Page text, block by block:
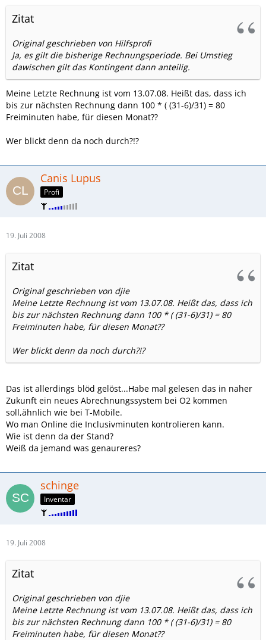
Zitat
Original geschrieben von Hilfsprofi
Ja, es gilt die bisherige Rechnungsperiode. Bei Umstieg
dawischen gilt das Kontingent dann anteilig.
Meine Letzte Rechnung ist vom 13.07.08. Heißt das, dass ich
bis zur nächsten Rechnung dann 100 * ( (31-6)/31) = 80
Freiminuten habe, für diesen Monat??
Wer blickt denn da noch durch?!?
Canis Lupus
Profi
19. Juli 2008
Zitat
Original geschrieben von djie
Meine Letzte Rechnung ist vom 13.07.08. Heißt das, dass ich
bis zur nächsten Rechnung dann 100 * ( (31-6)/31) = 80
Freiminuten habe, für diesen Monat??
Wer blickt denn da noch durch?!?
Das ist allerdings blöd gelöst...Habe mal gelesen das in naher
Zukunft ein neues Abrechnungssystem bei O2 kommen
soll,ähnlich wie bei T-Mobile.
Wo man Online die Inclusivminuten kontrolieren kann.
Wie ist denn da der Stand?
Weiß da jemand was genaureres?
schinge
Inventar
19. Juli 2008
Zitat
Original geschrieben von djie
Meine Letzte Rechnung ist vom 13.07.08. Heißt das, dass ich
bis zur nächsten Rechnung dann 100 * ( (31-6)/31) = 80
Freiminuten habe, für diesen Monat??